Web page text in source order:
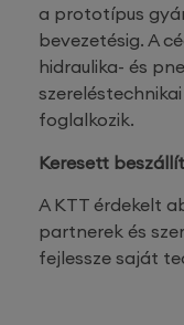
a prototípus
bevezetésig. A
hidraulika- és
foglalkozik.
Keresett
A KTT érdekelt
partnerek és
fejlessze saját